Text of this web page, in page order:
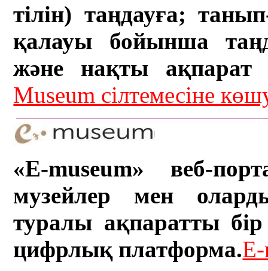
тілін) таңдауға;
қалауы бойынша
және нақты ақпарат
Museum сілтемесіне
«E-museum» веб-
музейлер мен
туралы ақпаратты бір
цифрлық платформа.